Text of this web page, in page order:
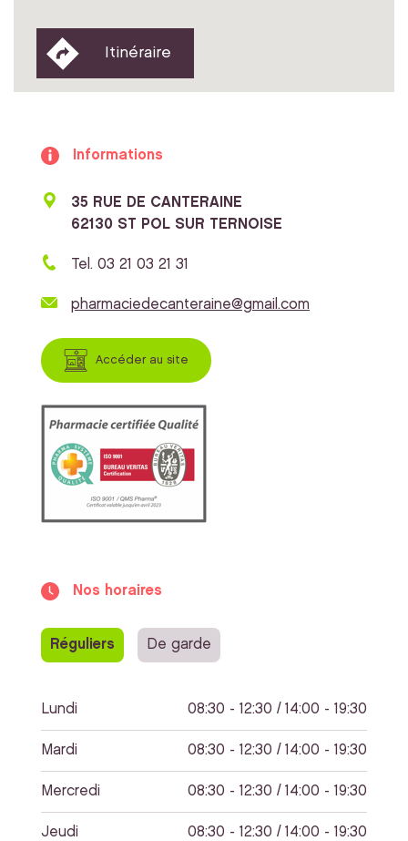
Itinéraire
Informations
35 RUE DE CANTERAINE
62130 ST POL SUR TERNOISE
Tel. 03 21 03 21 31
pharmaciedecanteraine@gmail.com
Accéder au site
Nos horaires
Réguliers De garde
Lundi 08:30 - 12:30 / 14:00 - 19:30
Mardi 08:30 - 12:30 / 14:00 - 19:30
Mercredi 08:30 - 12:30 / 14:00 - 19:30
Jeudi 08:30 - 12:30 / 14:00 - 19:30